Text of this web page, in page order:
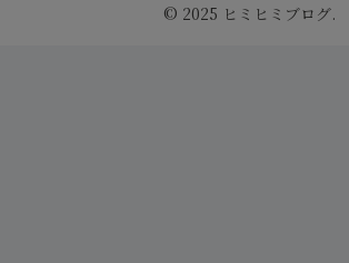
© 2025 ヒミヒミブログ.